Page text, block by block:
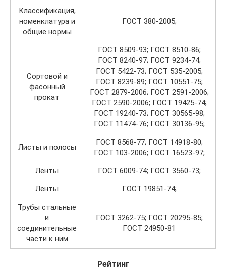
Классификация,
номенклатура и
общие нормы
ГОСТ 380-2005;
Сортовой и
фасонный
прокат
ГОСТ 8509-93; ГОСТ 8510-86;
ГОСТ 8240-97; ГОСТ 9234-74;
ГОСТ 5422-73; ГОСТ 535-2005;
ГОСТ 8239-89; ГОСТ 10551-75;
ГОСТ 2879-2006; ГОСТ 2591-2006;
ГОСТ 2590-2006; ГОСТ 19425-74;
ГОСТ 19240-73; ГОСТ 30565-98;
ГОСТ 11474-76; ГОСТ 30136-95;
Листы и полосы
ГОСТ 8568-77; ГОСТ 14918-80;
ГОСТ 103-2006; ГОСТ 16523-97;
Ленты
ГОСТ 6009-74; ГОСТ 3560-73;
Ленты
ГОСТ 19851-74;
Трубы стальные
и
соединительные
части к ним
ГОСТ 3262-75; ГОСТ 20295-85;
ГОСТ 24950-81
Рейтинг